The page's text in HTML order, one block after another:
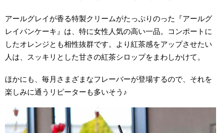
アールグレイが香る特製クリームがたっぷりのった『アールグ
レイパンケーキ』は、特に女性人気の高い一品。コンポートに
したオレンジとも相性抜群です。より紅茶感をアップさせたい
人は、スッキリとした甘さの紅茶シロップをまわしかけて。
ほかにも、毎月さまざまなフレーバーが登場するので、それを
楽しみに通うリピーターも多いそう♪